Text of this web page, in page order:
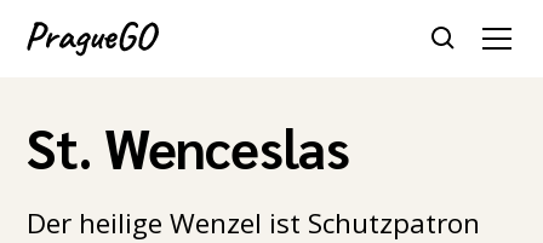
St. Wenceslas
Der heilige Wenzel ist Schutzpatron